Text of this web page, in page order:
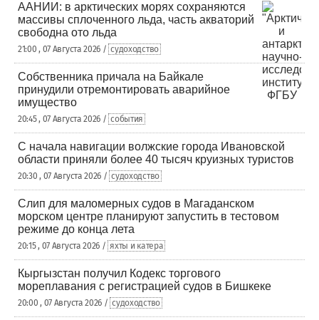
ААНИИ: в арктических морях сохраняются
массивы сплоченного льда, часть акваторий
свободна ото льда
21:00 , 07 Августа 2026 / судоходство
Собственника причала на Байкале
принудили отремонтировать аварийное
имущество
20:45 , 07 Августа 2026 / события
С начала навигации волжские города Ивановской
области приняли более 40 тысяч круизных туристов
20:30 , 07 Августа 2026 / судоходство
Слип для маломерных судов в Магаданском
морском центре планируют запустить в тестовом
режиме до конца лета
20:15 , 07 Августа 2026 / яхты и катера
Кыргызстан получил Кодекс торгового
мореплавания с регистрацией судов в Бишкеке
20:00 , 07 Августа 2026 / судоходство